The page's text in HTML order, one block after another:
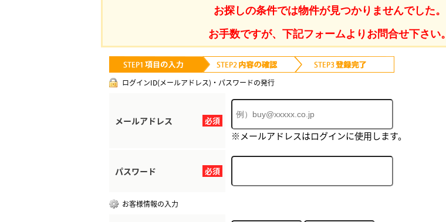
お探しの条件では物件が見つかりませんでした。
お手数ですが、下記フォームよりお問合せ下さい。
ログインID(メールアドレス)・パスワードの発行
必須
メールアドレス
※メールアドレスはログインに使用します。
必須
パスワード
お客様情報の入力